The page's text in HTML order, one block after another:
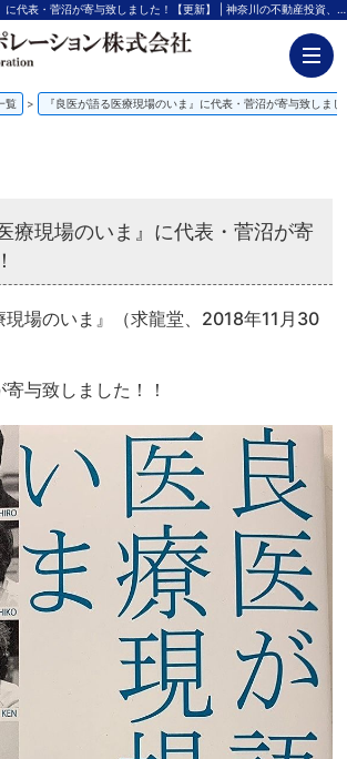
『良医が語る医療現場のいま』に代表・菅沼が寄与致しました！【更新】 | 神奈川の不動産投資、新築アパート経営は横濱コーポレーション
覧 > 『良医が語る医療現場のいま』に代表・菅沼が寄与致しまし
療現場のいま』に代表・菅沼が寄
現場のいま』（求龍堂、2018年11月30
与致しました！！